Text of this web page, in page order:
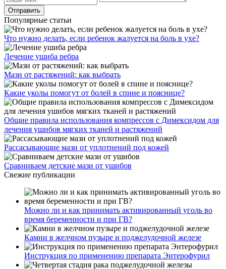
Популярные статьи
Что нужно делать, если ребенок жалуется на боль в ухе?
Лечение ушиба ребра
Мази от растяжений: как выбрать
Какие уколы помогут от болей в спине и пояснице?
Общие правила использования компрессов с Димексидом для
лечения ушибов мягких тканей и растяжений
Рассасывающие мази от уплотнений под кожей
Сравниваем детские мази от ушибов
Свежие публикации
Можно ли и как принимать активированный уголь во
время беременности и при ГВ?
Камни в желчном пузыре и поджелудочной железе
Инструкция по применению препарата Энтерофурил